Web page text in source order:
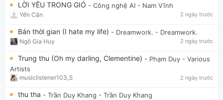
LỜI YÊU TRONG GIÓ - Công nghệ AI - Nam Vĩnh
Yến Cận 2 ngày trước
Bán thời gian (I hate my life) - Dreamwork. - Dreamwork.
Ngô Gia Huy 2 ngày trước
Trung thu (Oh my darling, Clementine) - Phạm Duy - Various
Artists
musiclistener103_5 2 ngày trước
thu tha - Trần Duy Khang - Trần Duy Khang